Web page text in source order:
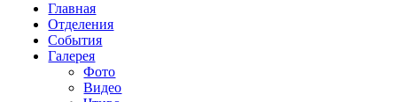
Главная
Отделения
События
Галерея
Фото
Видео